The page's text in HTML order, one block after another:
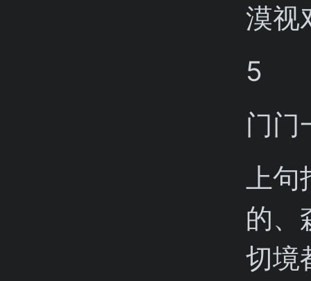
漠视
5
门门
上句
的、
切境